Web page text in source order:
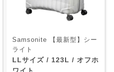
Samsonite 【最新型】シー
ライト
LLサイズ / 123L / オフホ